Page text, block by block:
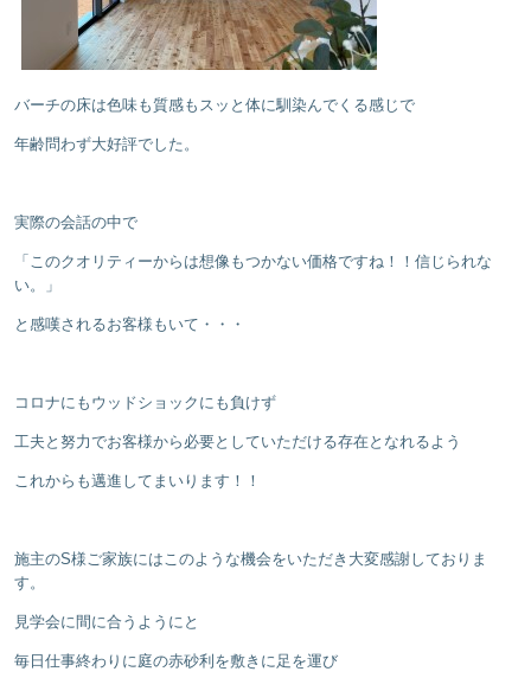
バーチの床は色味も質感もスッと体に馴染んでくる感じで
年齢問わず大好評でした。
実際の会話の中で
「このクオリティーからは想像もつかない価格ですね！！信じられな
い。」
と感嘆されるお客様もいて・・・
コロナにもウッドショックにも負けず
工夫と努力でお客様から必要としていただける存在となれるよう
これからも邁進してまいります！！
施主のS様ご家族にはこのような機会をいただき大変感謝しておりま
す。
見学会に間に合うようにと
毎日仕事終わりに庭の赤砂利を敷きに足を運び